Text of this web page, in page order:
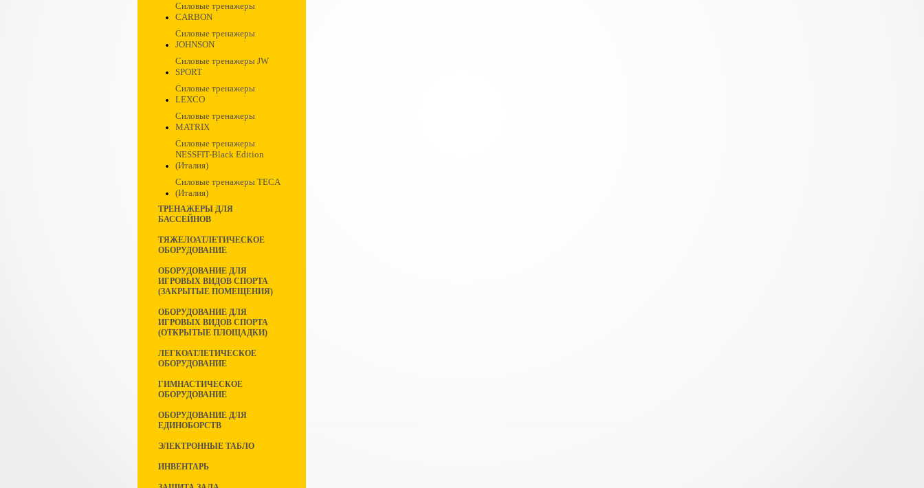
Силовые тренажеры
CARBON
Силовые тренажеры
JOHNSON
Силовые тренажеры JW
SPORT
Силовые тренажеры
LEXCO
Силовые тренажеры
MATRIX
Силовые тренажеры
NESSFIT-Black Edition
(Италия)
Силовые тренажеры TECA
(Италия)
ТРЕНАЖЕРЫ ДЛЯ
БАССЕЙНОВ
ТЯЖЕЛОАТЛЕТИЧЕСКОЕ
ОБОРУДОВАНИЕ
ОБОРУДОВАНИЕ ДЛЯ
ИГРОВЫХ ВИДОВ СПОРТА
(ЗАКРЫТЫЕ ПОМЕЩЕНИЯ)
ОБОРУДОВАНИЕ ДЛЯ
ИГРОВЫХ ВИДОВ СПОРТА
(ОТКРЫТЫЕ ПЛОЩАДКИ)
ЛЕГКОАТЛЕТИЧЕСКОЕ
ОБОРУДОВАНИЕ
ГИМНАСТИЧЕСКОЕ
ОБОРУДОВАНИЕ
ОБОРУДОВАНИЕ ДЛЯ
ЕДИНОБОРСТВ
ЭЛЕКТРОННЫЕ ТАБЛО
ИНВЕНТАРЬ